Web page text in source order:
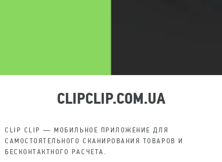
CLIPCLIP.COM.UA
CLIP CLIP — МОБИЛЬНОЕ ПРИЛОЖЕНИЕ ДЛЯ
САМОСТОЯТЕЛЬНОГО СКАНИРОВАНИЯ ТОВАРОВ И
БЕСКОНТАКТНОГО РАСЧЕТА.